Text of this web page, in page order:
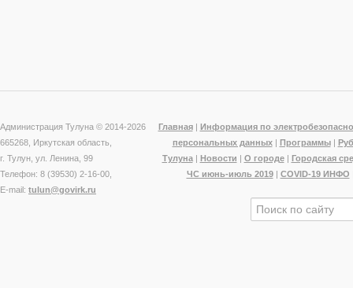
Администрация Тулуна © 2014-2026
665268, Иркутская область,
г. Тулун, ул. Ленина, 99
Телефон: 8 (39530) 2-16-00,
E-mail: tulun@govirk.ru
Главная| Информация по
персональных данных| Программы|
Тулуна| Новости | О городе| Городская
ЧС июнь-июль 2019| COVID-19 ИНФО